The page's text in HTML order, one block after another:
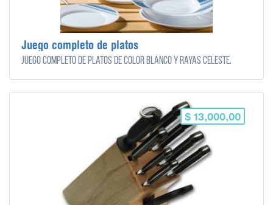
Juego completo de platos
Juego completo de platos de color blanco y rayas celeste.
$ 13,000,00